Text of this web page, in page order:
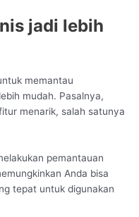
jadi lebih
memantau
mudah. Pasalnya,
menarik, salah satunya
pemantauan
Anda bisa
tepat untuk digunakan